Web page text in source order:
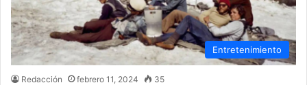
Entretenimiento
Redacción febrero 11, 2024 35